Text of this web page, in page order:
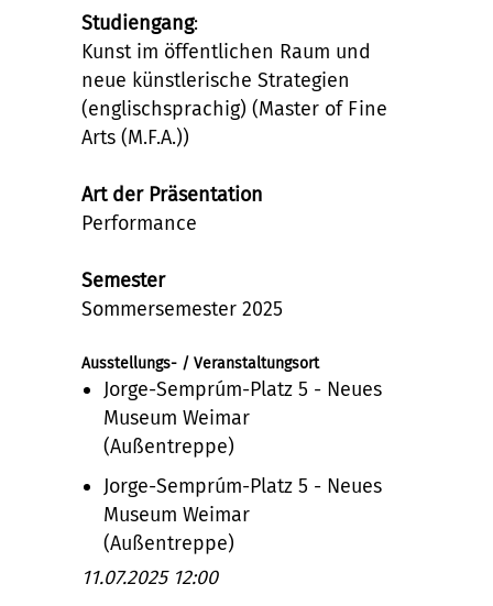
Studiengang:
Kunst im öffentlichen Raum und
neue künstlerische Strategien
(englischsprachig) (Master of Fine
Arts (M.F.A.))
Art der Präsentation
Performance
Semester
Sommersemester 2025
Ausstellungs- / Veranstaltungsort
Jorge-Semprúm-Platz 5 - Neues
Museum Weimar
(Außentreppe)
Jorge-Semprúm-Platz 5 - Neues
Museum Weimar
(Außentreppe)
11.07.2025 12:00